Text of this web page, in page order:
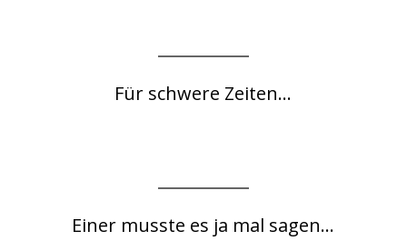
Für schwere Zeiten...
Einer musste es ja mal sagen...